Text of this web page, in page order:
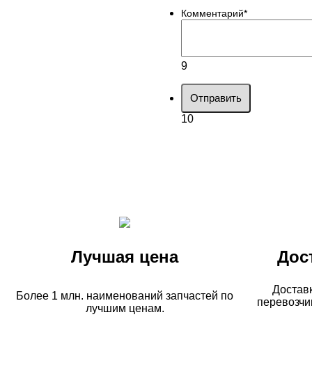
Комментарий*
9
Отправить
10
Лучшая цена
Более 1 млн. наименований запчастей по
лучшим ценам.